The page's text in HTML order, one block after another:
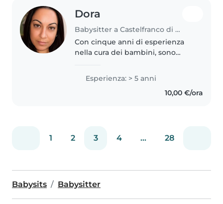
Dora
Babysitter a Castelfranco di Sotto
Con cinque anni di esperienza
nella cura dei bambini, sono
educare bambini di tutte le età.
Ho esperienza con neonati,
bambini in età prescolare,..
Esperienza: > 5 anni
10,00 €/ora
1 2 3 4 ... 28
Babysits Babysitter